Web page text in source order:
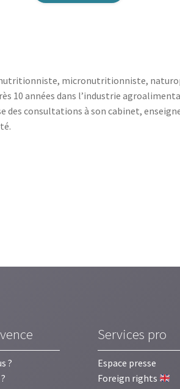
micronutritionniste,
10 années dans l’industrie
des consultations à son cabinet,
?
Services pro
Espace presse
Foreign rights